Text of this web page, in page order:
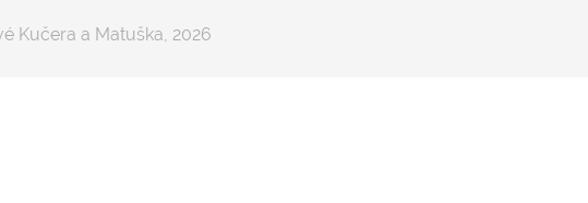
Kučera a Matuška, 2026